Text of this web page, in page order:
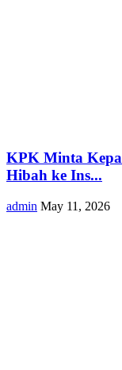
KPK Minta
Hibah ke Ins...
admin May 11, 2026